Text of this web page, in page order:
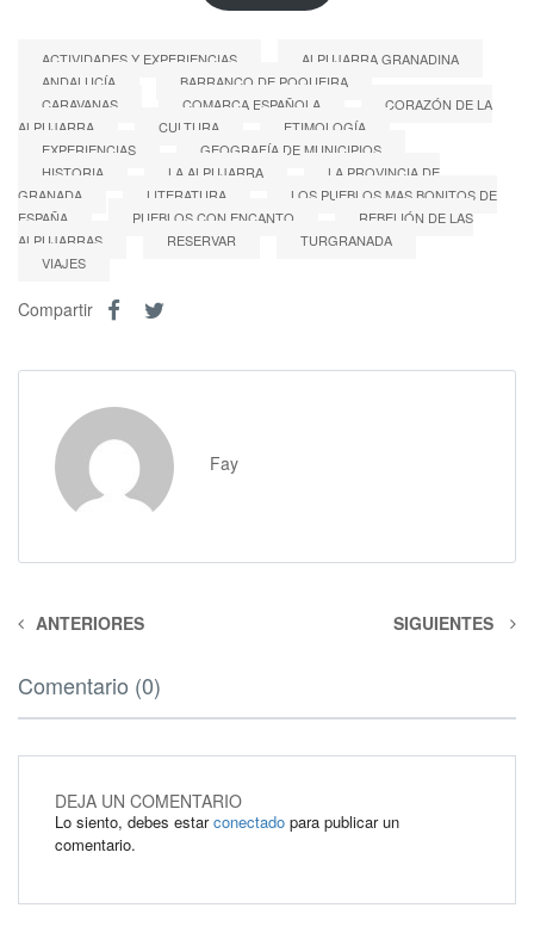
ACTIVIDADES Y EXPERIENCIAS
ALPUJARRA GRANADINA
ANDALUCÍA
BARRANCO DE POQUEIRA
CARAVANAS
COMARCA ESPAÑOLA
CORAZÓN DE LA
ALPUJARRA
CULTURA
ETIMOLOGÍA
EXPERIENCIAS
GEOGRAFÍA DE MUNICIPIOS
HISTORIA
LA ALPUJARRA
LA PROVINCIA DE
GRANADA
LITERATURA
LOS PUEBLOS MAS BONITOS DE
ESPAÑA
PUEBLOS CON ENCANTO
REBELIÓN DE LAS
ALPUJARRAS
RESERVAR
TURGRANADA
VIAJES
Compartir
Fay
ANTERIORES SIGUIENTES
Comentario (0)
DEJA UN COMENTARIO
Lo siento, debes estarconectado para publicar un
comentario.